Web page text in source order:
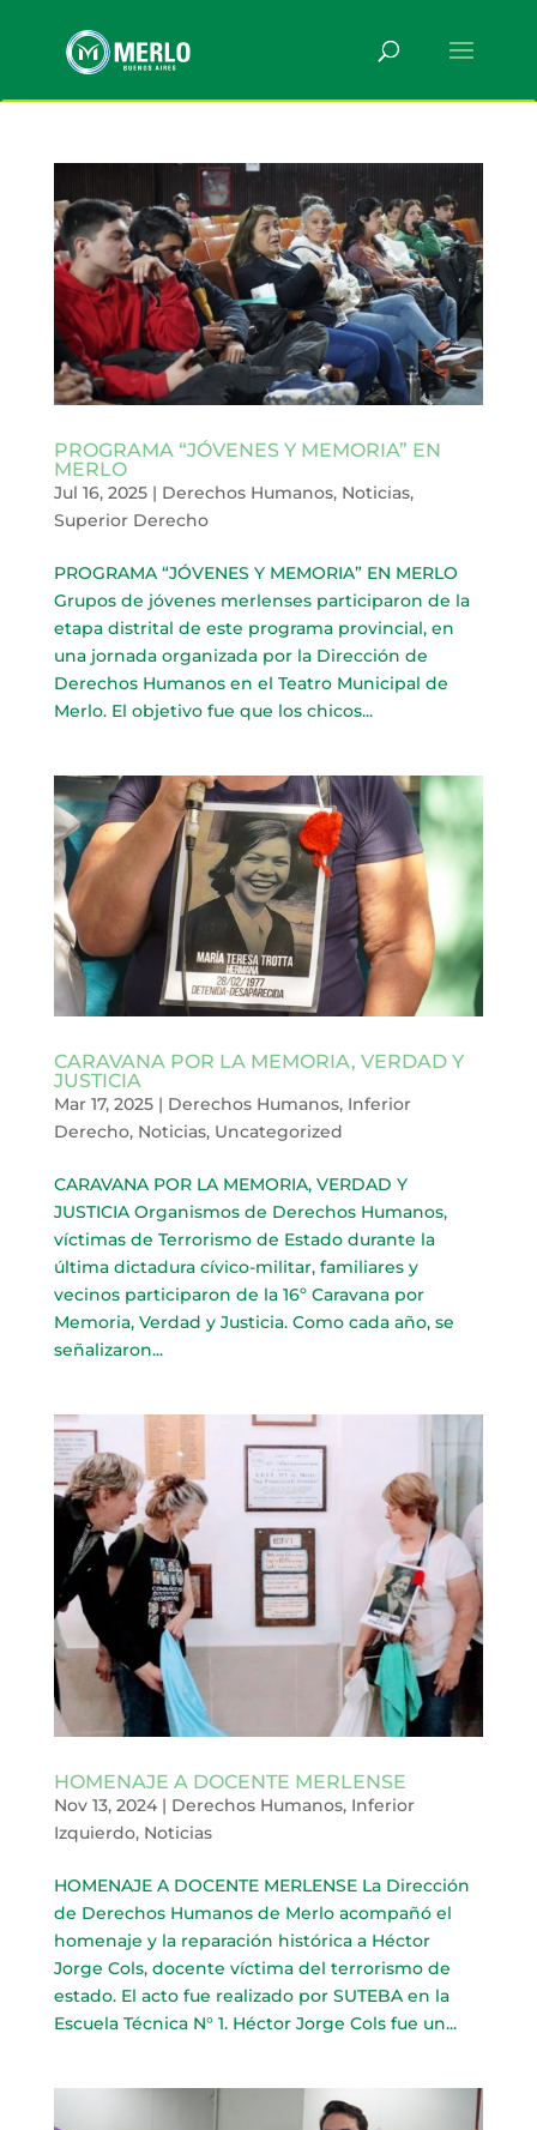
PROGRAMA “JÓVENES Y MEMORIA” EN
MERLO
Jul 16, 2025| Derechos Humanos, Noticias,
Superior Derecho
PROGRAMA “JÓVENES Y MEMORIA” EN MERLO
Grupos de jóvenes merlenses participaron de la
etapa distrital de este programa provincial, en
una jornada organizada por la Dirección de
Derechos Humanos en el Teatro Municipal de
Merlo. El objetivo fue que los chicos...
CARAVANA POR LA MEMORIA, VERDAD Y
JUSTICIA
Mar 17, 2025| Derechos Humanos, Inferior
Derecho, Noticias, Uncategorized
CARAVANA POR LA MEMORIA, VERDAD Y
JUSTICIA Organismos de Derechos Humanos,
víctimas de Terrorismo de Estado durante la
última dictadura cívico-militar, familiares y
vecinos participaron de la 16º Caravana por
Memoria, Verdad y Justicia. Como cada año, se
señalizaron...
HOMENAJE A DOCENTE MERLENSE
Nov 13, 2024| Derechos Humanos, Inferior
Izquierdo, Noticias
HOMENAJE A DOCENTE MERLENSE La Dirección
de Derechos Humanos de Merlo acompañó el
homenaje y la reparación histórica a Héctor
Jorge Cols, docente víctima del terrorismo de
estado. El acto fue realizado por SUTEBA en la
Escuela Técnica N° 1. Héctor Jorge Cols fue un...